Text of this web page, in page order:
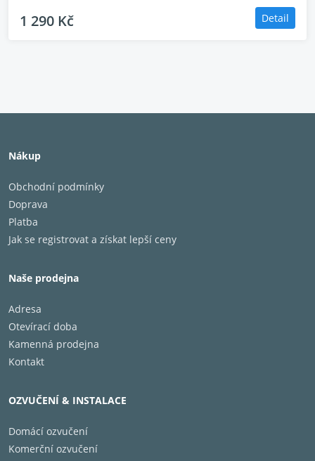
THD (CELKOVÉ HARMONICKÉ ZKRESLENÍ)
0,009% @ 1kHz
20Hz - 20kHz, ±0,5dB
S/N (POMĚR SIGNÁL/ŠUM) (IHF "A" vážený)
>125dB
DYNAMICKÝ ROZSAH
Texas Instruments
1 290 Kč Detail
Nákup
Obchodní podmínky
Doprava
Platba
Jak se registrovat a získat lepší ceny
Naše prodejna
Adresa
Otevírací doba
Kamenná prodejna
Kontakt
OZVUČENÍ & INSTALACE
Domácí ozvučení
Komerční ozvučení